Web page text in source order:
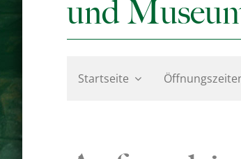
und
Startseite